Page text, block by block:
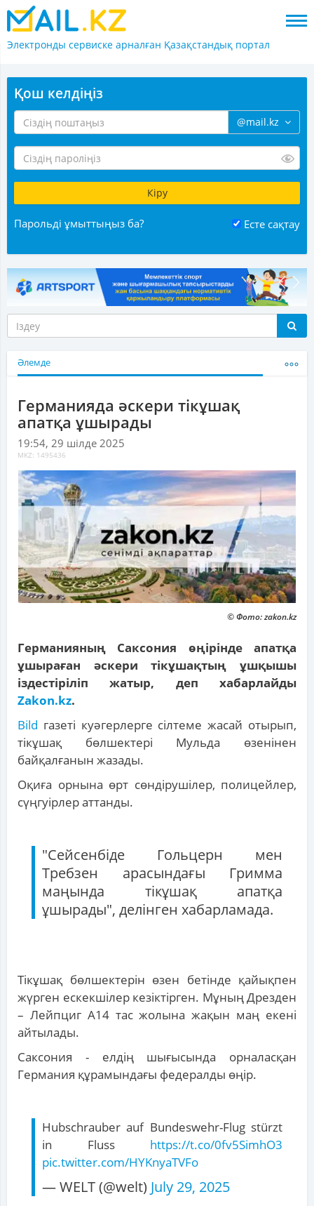
Электронды сервиске арналған Қазақстандық портал
Қош келдіңіз
@mail.kz
Парольді ұмыттыңыз ба? Есте сақтау
Әлемде
Германияда әскери тікұшақ
апатқа ұшырады
19:54, 29 шілде 2025
MKZ: 1495436
© Фото: zakon.kz
Германияның Саксония өңірінде апатқа
ұшыраған әскери тікұшақтың ұшқышы
іздестіріліп жатыр, деп хабарлайды
Zakon.kz.
Bild газеті куәгерлерге сілтеме жасай отырып,
тікұшақ бөлшектері Мульда өзенінен
байқалғанын жазады.
Оқиға орнына өрт сөндірушілер, полицейлер,
сүңгуірлер аттанды.
"Сейсенбіде Гольцерн мен
Требзен арасындағы Гримма
маңында тікұшақ апатқа
ұшырады", делінген хабарламада.
Тікұшақ бөлшектерін өзен бетінде қайықпен
жүрген ескекшілер кезіктірген. Мұның Дрезден
– Лейпциг А14 тас жолына жақын маң екені
айтылады.
Саксония - елдің шығысында орналасқан
Германия құрамындағы федералды өңір.
Hubschrauber auf Bundeswehr-Flug stürzt
in Fluss https://t.co/0fv5SimhO3
pic.twitter.com/HYKnyaTVFo
— WELT (@welt) July 29, 2025